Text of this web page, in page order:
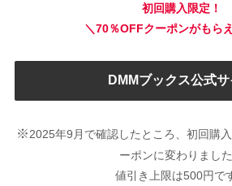
初回購入限定！
＼70％OFFクーポンがもら
DMMブックス公式サ
※2025年9月で確認したところ、初回購
ーポンに変わりました
値引き上限は500円で